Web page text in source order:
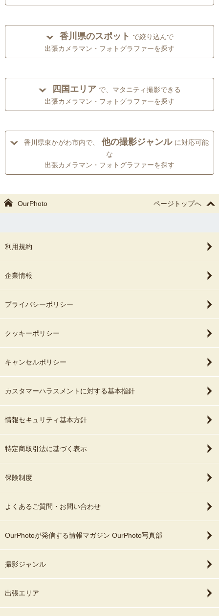
香川県のスポット で絞り込んで
出張カメラマン・フォトグラファーを探す
四国エリア で、マタニティ撮影できる
出張カメラマン・フォトグラファーを探す
香川県東かがわ市内で、 他の撮影ジャンル に対応可能
な
出張カメラマン・フォトグラファーを探す
OurPhoto ページトップへ
利用規約
企業情報
プライバシーポリシー
クッキーポリシー
キャンセルポリシー
カスタマーハラスメントに対する基本指針
情報セキュリティ基本方針
特定商取引法に基づく表示
保険制度
よくあるご質問・お問い合わせ
OurPhotoが発信する情報マガジン OurPhoto写真部
撮影ジャンル
出張エリア